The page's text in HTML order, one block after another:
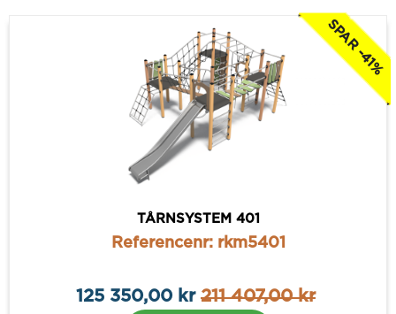
SPAR -41%
TÅRNSYSTEM 401
Referencenr: rkm5401
125 350,00 kr 211 407,00 kr